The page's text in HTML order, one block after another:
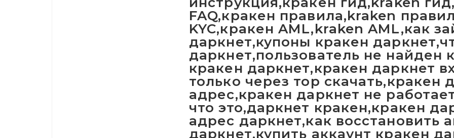
FAQ,кракен правила,kraken
KYC,кракен AML,kraken AML,как
даркнет,купоны кракен
даркнет,пользователь не найден
кракен даркнет,кракен даркнет
только через тор скачать,кракен
адрес,кракен даркнет не
что это,даркнет кракен,кракен
адрес даркнет,как восстановить
даркнет,купить аккаунт кракен